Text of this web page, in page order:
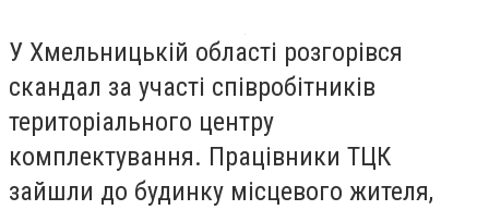
У Хмельницькій області розгорівся
скандал за участі співробітників
територіального центру
комплектування. Працівники ТЦК
зайшли до будинку місцевого жителя,